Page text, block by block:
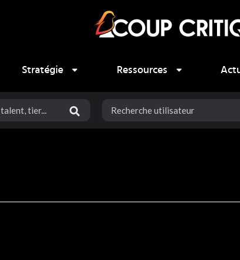
Stratégie Ressources